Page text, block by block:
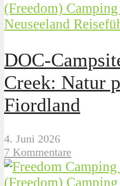
(Freedom)
Neuseeland
DOC-
Creek: Natur
Fiordland
4. Juni 2026
7 Kommentare
(Freedom)